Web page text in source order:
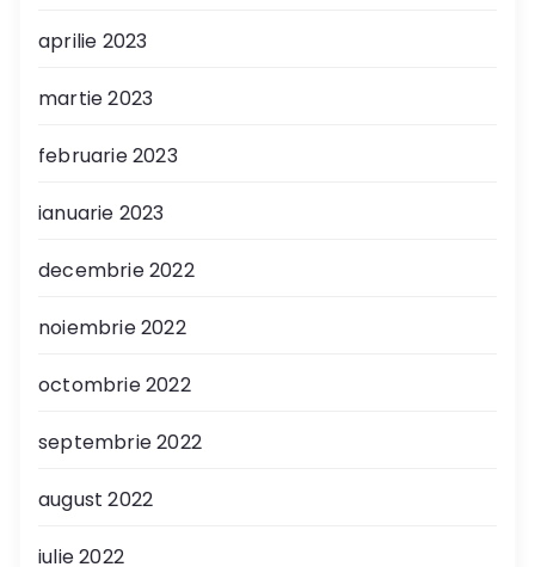
aprilie 2023
martie 2023
februarie 2023
ianuarie 2023
decembrie 2022
noiembrie 2022
octombrie 2022
septembrie 2022
august 2022
iulie 2022